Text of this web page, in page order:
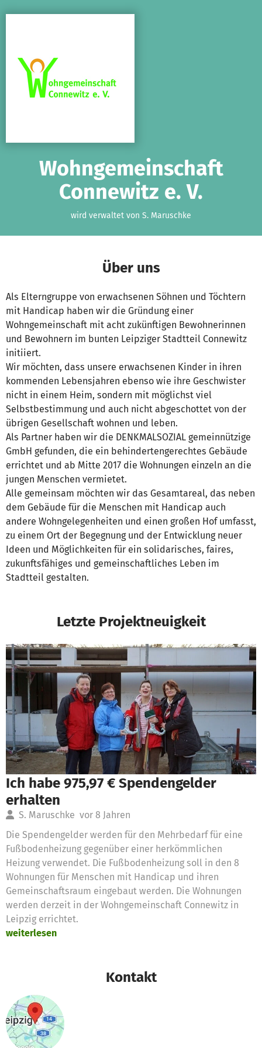
Wohngemeinschaft
Connewitz e. V.
wird verwaltet von S. Maruschke
Über uns
Als Elterngruppe von erwachsenen Söhnen und Töchtern
mit Handicap haben wir die Gründung einer
Wohngemeinschaft mit acht zukünftigen Bewohnerinnen
und Bewohnern im bunten Leipziger Stadtteil Connewitz
initiiert.
Wir möchten, dass unsere erwachsenen Kinder in ihren
kommenden Lebensjahren ebenso wie ihre Geschwister
nicht in einem Heim, sondern mit möglichst viel
Selbstbestimmung und auch nicht abgeschottet von der
übrigen Gesellschaft wohnen und leben.
Als Partner haben wir die DENKMALSOZIAL gemeinnützige
GmbH gefunden, die ein behindertengerechtes Gebäude
errichtet und ab Mitte 2017 die Wohnungen einzeln an die
jungen Menschen vermietet.
Alle gemeinsam möchten wir das Gesamtareal, das neben
dem Gebäude für die Menschen mit Handicap auch
andere Wohngelegenheiten und einen großen Hof umfasst,
zu einem Ort der Begegnung und der Entwicklung neuer
Ideen und Möglichkeiten für ein solidarisches, faires,
zukunftsfähiges und gemeinschaftliches Leben im
Stadtteil gestalten.
Letzte Projektneuigkeit
Ich habe 975,97 € Spendengelder
erhalten
S. Maruschke vor 8 Jahren
Die Spendengelder werden für den Mehrbedarf für eine
Fußbodenheizung gegenüber einer herkömmlichen
Heizung verwendet. Die Fußbodenheizung soll in den 8
Wohnungen für Menschen mit Handicap und ihren
Gemeinschaftsraum eingebaut werden. Die Wohnungen
werden derzeit in der Wohngemeinschaft Connewitz in
Leipzig errichtet.
weiterlesen
Kontakt